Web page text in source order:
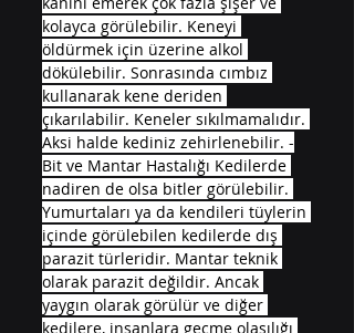
kolayca görülebilir. Keneyi
öldürmek için üzerine alkol
dökülebilir. Sonrasında cımbız
kullanarak kene deriden
çıkarılabilir. Keneler sıkılmamalıdır.
Aksi halde kediniz zehirlenebilir. -
Bit ve Mantar Hastalığı Kedilerde
nadiren de olsa bitler görülebilir.
Yumurtaları ya da kendileri tüylerin
içinde görülebilen kedilerde dış
parazit türleridir. Mantar teknik
olarak parazit değildir. Ancak
yaygın olarak görülür ve diğer
kedilere, insanlara geçme olasılığı